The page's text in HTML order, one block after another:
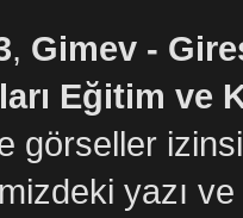
, Gimev -
Eğitim ve
görseller
yazı